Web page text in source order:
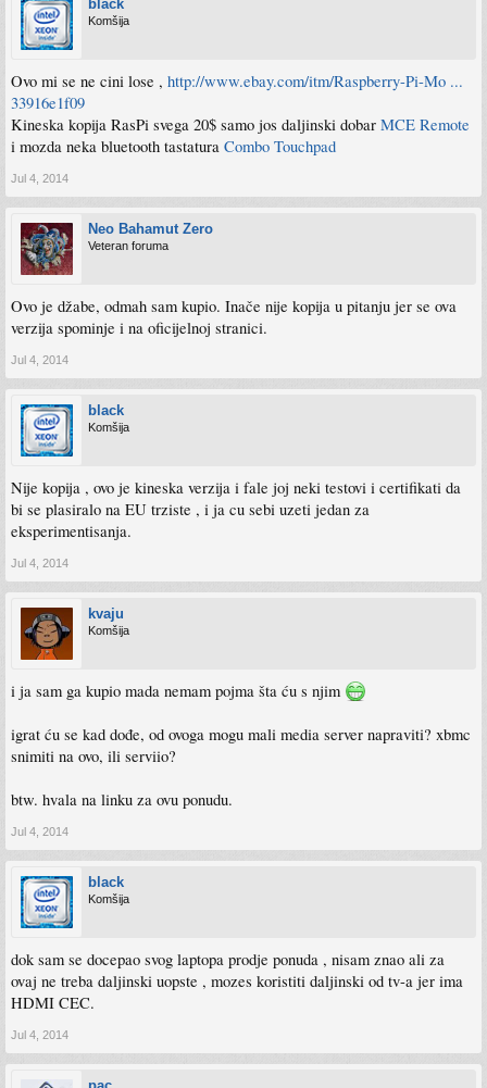
black
Komšija
Ovo mi se ne cini lose , http://www.ebay.com/itm/Raspberry-Pi-Mo ...
33916e1f09
Kineska kopija RasPi svega 20$ samo jos daljinski dobar MCE Remote
i mozda neka bluetooth tastatura Combo Touchpad
Jul 4, 2014
Neo Bahamut Zero
Veteran foruma
Ovo je džabe, odmah sam kupio. Inače nije kopija u pitanju jer se ova
verzija spominje i na oficijelnoj stranici.
Jul 4, 2014
black
Komšija
Nije kopija , ovo je kineska verzija i fale joj neki testovi i certifikati da
bi se plasiralo na EU trziste , i ja cu sebi uzeti jedan za
eksperimentisanja.
Jul 4, 2014
kvaju
Komšija
i ja sam ga kupio mada nemam pojma šta ću s njim
igrat ću se kad dođe, od ovoga mogu mali media server napraviti? xbmc
snimiti na ovo, ili serviio?
btw. hvala na linku za ovu ponudu.
Jul 4, 2014
black
Komšija
dok sam se docepao svog laptopa prodje ponuda , nisam znao ali za
ovaj ne treba daljinski uopste , mozes koristiti daljinski od tv-a jer ima
HDMI CEC.
Jul 4, 2014